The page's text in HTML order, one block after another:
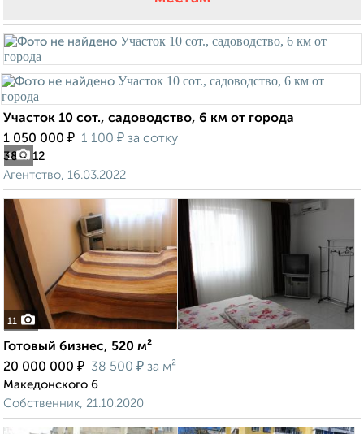
1
Участок 10 сот., садоводство, 6 км от города
1 050 000 ₽ 1 100 ₽ за сотку
38-я 12
Агентство, 16.03.2022
11
Готовый бизнес, 520 м²
20 000 000 ₽ 38 500 ₽ за м²
Македонского 6
Собственник, 21.10.2020